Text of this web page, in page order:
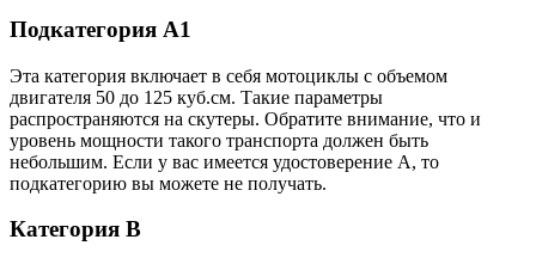
Подкатегория А1
Эта категория включает в себя мотоциклы с объемом
двигателя 50 до 125 куб.см. Такие параметры
распространяются на скутеры. Обратите внимание, что и
уровень мощности такого транспорта должен быть
небольшим. Если у вас имеется удостоверение A, то
подкатегорию вы можете не получать.
Категория B